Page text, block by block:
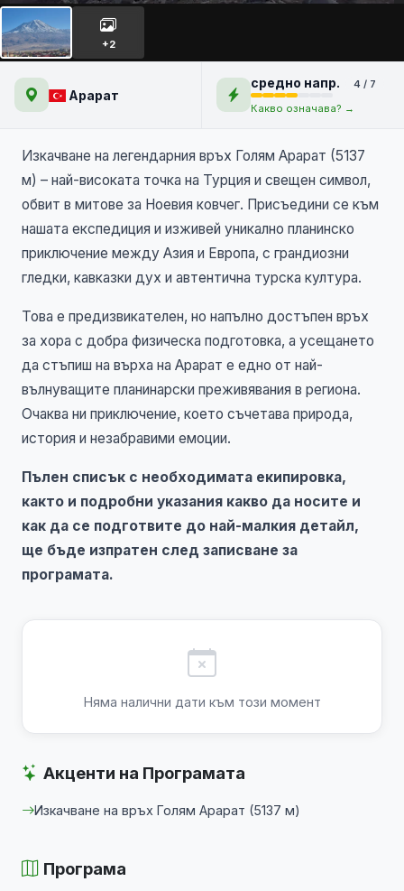
🏔️ Връх Арарат (5137 м) –
първенецът на Турция
+2
Арарат
средно напр.
4 / 7
Какво означава? →
Изкачване на легендарния връх Голям Арарат (5137
м) – най-високата точка на Турция и свещен символ,
обвит в митове за Ноевия ковчег. Присъедини се към
нашата експедиция и изживей уникално планинско
приключение между Азия и Европа, с грандиозни
гледки, кавказки дух и автентична турска култура.
Това е предизвикателен, но напълно достъпен връх
за хора с добра физическа подготовка, а усещането
да стъпиш на върха на Арарат е едно от най-
вълнуващите планинарски преживявания в региона.
Очаква ни приключение, което съчетава природа,
история и незабравими емоции.
Пълен списък с необходимата екипировка,
както и подробни указания какво да носите и
как да се подготвите до най-малкия детайл,
ще бъде изпратен след записване за
програмата.
Няма налични дати към този момент
Акценти на Програмата
Изкачване на връх Голям Арарат (5137 м)
Програма